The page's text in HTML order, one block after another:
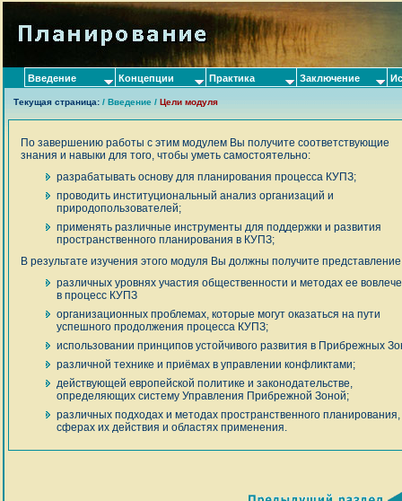
Текущая страница: / Введение / Цели модуля
По завершению работы с этим модулем Вы получите соответствующие
знания и навыки для того, чтобы уметь самостоятельно:
разрабатывать основу для планирования процесса КУПЗ;
проводить институциональный анализ организаций и
природопользователей;
применять различные инструменты для поддержки и развития
пространственного планирования в КУПЗ;
В результате изучения этого модуля Вы должны получите
различных уровнях участия общественности и методах ее
в процесс КУПЗ
организационных проблемах, которые могут оказаться на пути
успешного продолжения процесса КУПЗ;
использовании принципов устойчивого развития в Прибрежных
различной технике и приёмах в управлении конфликтами;
действующей европейской политике и законодательстве,
определяющих систему Управления Прибрежной Зоной;
различных подходах и методах пространственного планирования,
сферах их действия и областях применения.
Введение Концепции Практика Заключение